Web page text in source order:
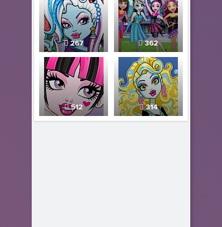
267 362
512 314